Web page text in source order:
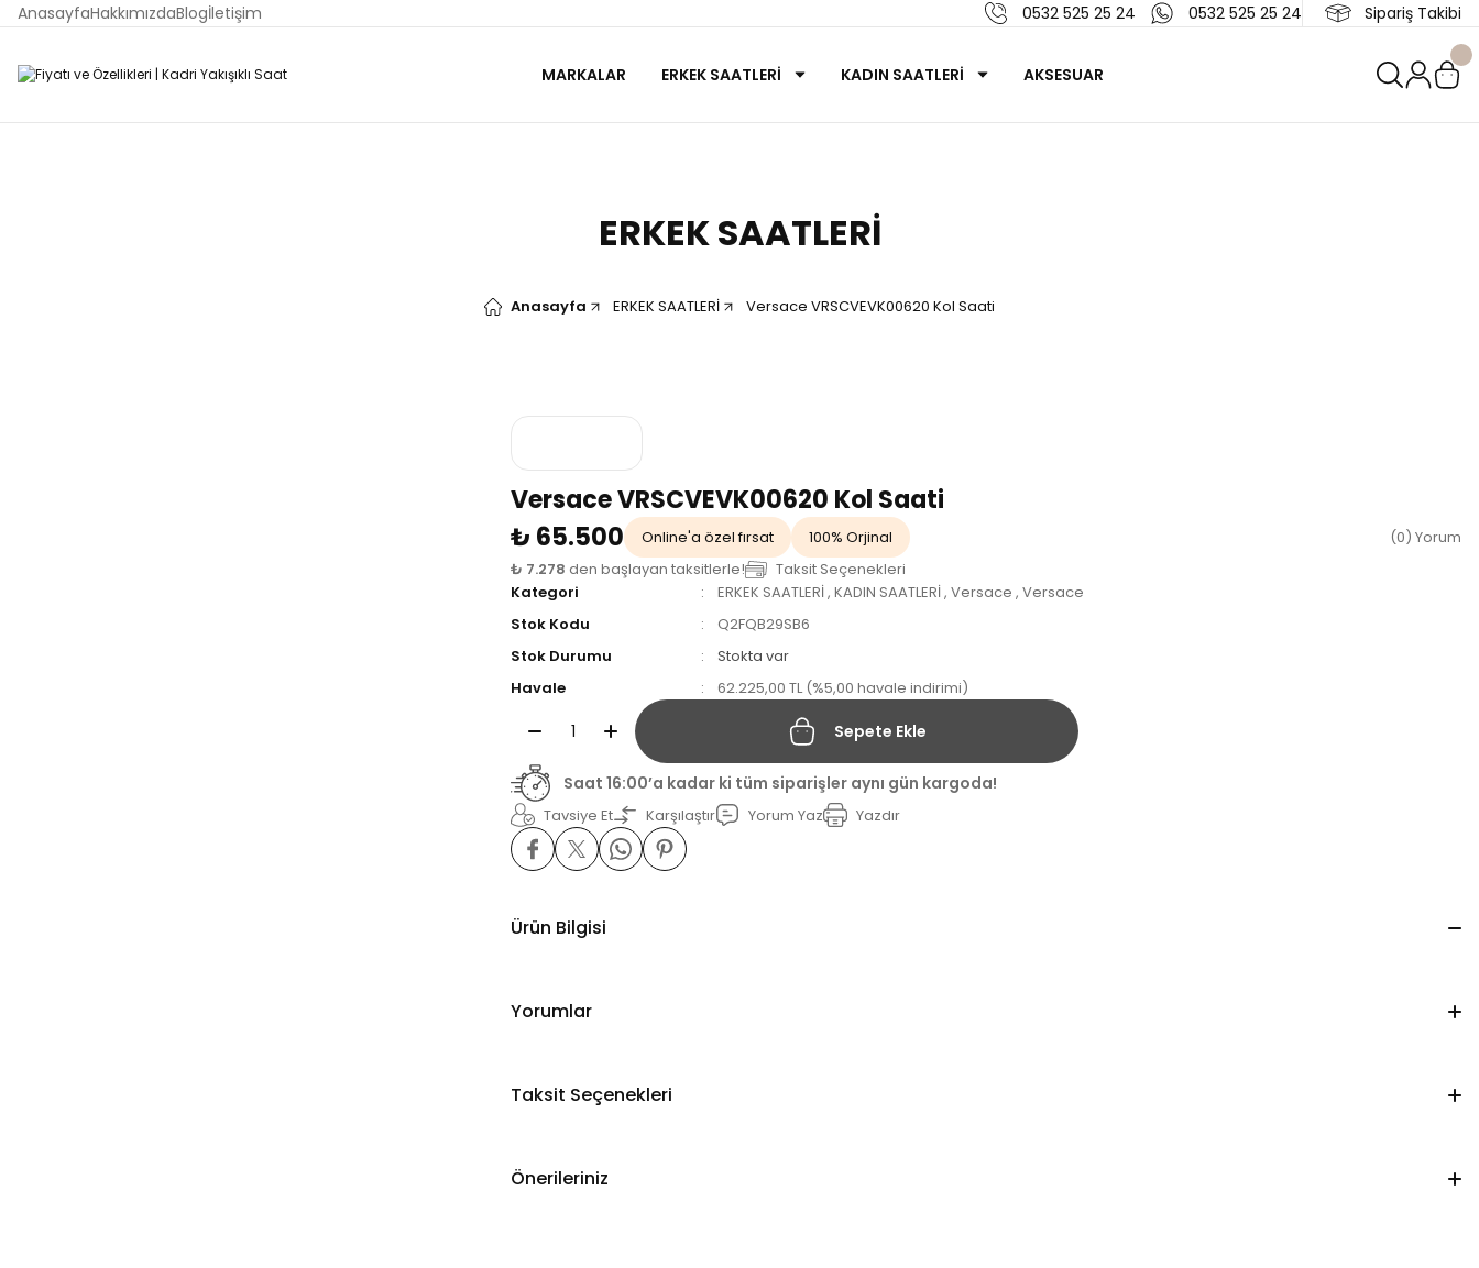
AnasayfaHakkımızdaBlogİletişim 0532 525 25 24 0532 525 25 24 Sipariş Takibi
MARKALAR ERKEK SAATLERİ KADIN SAATLERİ AKSESUAR
ERKEK SAATLERİ
Anasayfa ERKEK SAATLERİ Versace VRSCVEVK00620 Kol Saati
Versace VRSCVEVK00620 Kol Saati
₺ 65.500
Online'a özel fırsat 100% Orjinal
(0) Yorum
₺ 7.278 den başlayan taksitlerle!
Taksit Seçenekleri
Kategori
ERKEK SAATLERİ, KADIN SAATLERİ, Versace , Versace
Stok Kodu
Q2FQB29SB6
Stok Durumu
Stokta var
Havale
62.225,00 TL (%5,00 havale indirimi)
Sepete Ekle
Saat 16:00’a kadar ki tüm siparişler aynı gün kargoda!
Tavsiye Et Karşılaştır Yorum Yaz Yazdır
Ürün Bilgisi
Yorumlar
Taksit Seçenekleri
Önerileriniz